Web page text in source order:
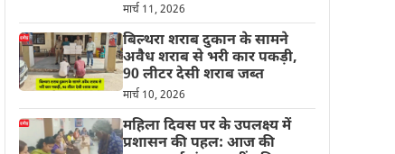
मार्च 11, 2026
बिल्थरा शराब दुकान के सामने
अवैध शराब से भरी कार पकड़ी,
90 लीटर देसी शराब जब्त
मार्च 10, 2026
महिला दिवस पर के उपलक्ष्य में
प्रशासन की पहल: आज की